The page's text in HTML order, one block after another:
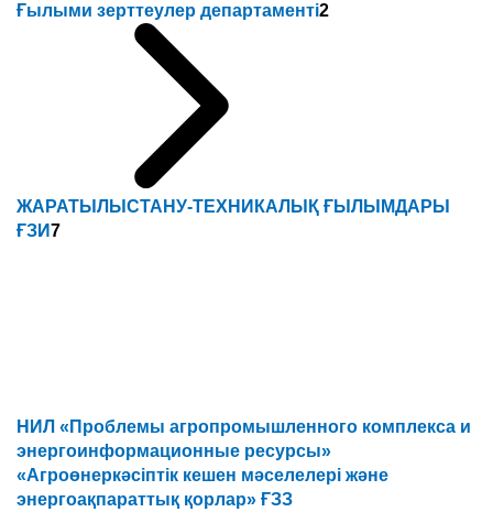
Ғылыми зерттеулер департаменті2
ЖАРАТЫЛЫСТАНУ-ТЕХНИКАЛЫҚ ҒЫЛЫМДАРЫ
ҒЗИ7
НИЛ «Проблемы агропромышленного комплекса и
энергоинформационные ресурсы»
«Агроөнеркәсіптік кешен мәселелері және
энергоақпараттық қорлар» ҒЗЗ